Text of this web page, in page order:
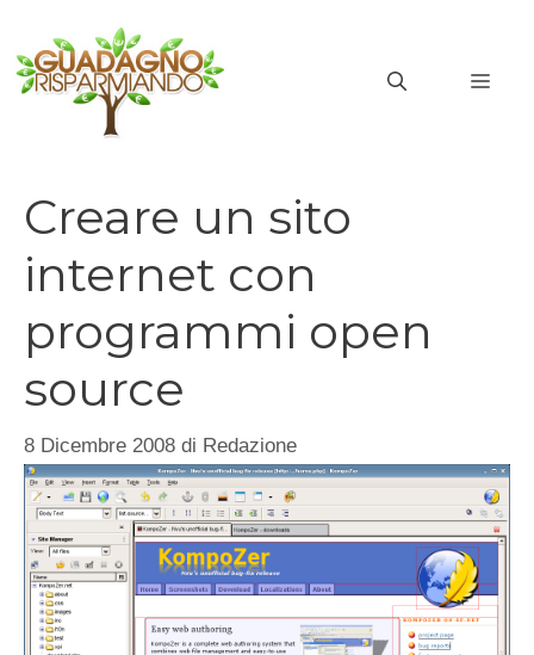
contenuto
Creare un sito
internet con
programmi open
source
8 Dicembre 2008 di Redazione